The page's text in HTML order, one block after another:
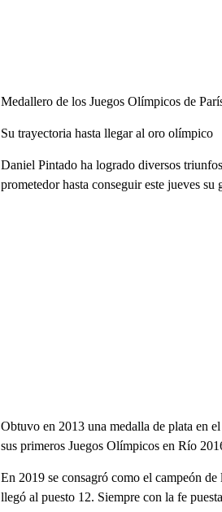
Medallero de los Juegos Olímpicos de
Su trayectoria hasta llegar al oro olímpico
Daniel Pintado ha logrado diversos
prometedor hasta conseguir este jueves
Obtuvo en 2013 una medalla de plata en
sus primeros Juegos Olímpicos en Río
En 2019 se consagró como el campeón
llegó al puesto 12. Siempre con la fe